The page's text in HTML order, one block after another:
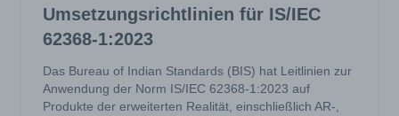
Umsetzungsrichtlinien für IS/IEC
62368-1:2023
Das Bureau of Indian Standards (BIS) hat Leitlinien zur
Anwendung der Norm IS/IEC 62368-1:2023 auf
Produkte der erweiterten Realität, einschließlich AR-,